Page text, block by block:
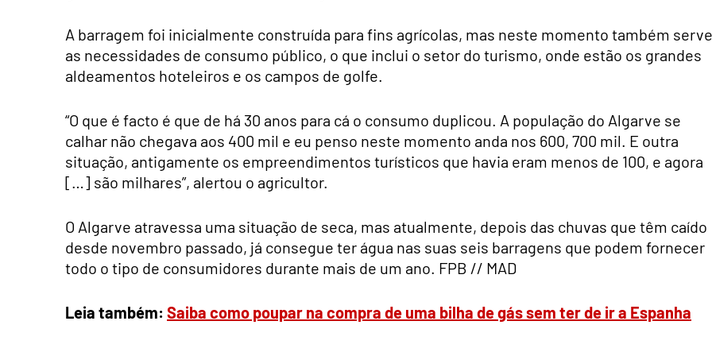
A barragem foi inicialmente construída para fins agrícolas, mas neste momento também serve
as necessidades de consumo público, o que inclui o setor do turismo, onde estão os grandes
aldeamentos hoteleiros e os campos de golfe.
“O que é facto é que de há 30 anos para cá o consumo duplicou. A população do Algarve se
calhar não chegava aos 400 mil e eu penso neste momento anda nos 600, 700 mil. E outra
situação, antigamente os empreendimentos turísticos que havia eram menos de 100, e agora
[…] são milhares”, alertou o agricultor.
O Algarve atravessa uma situação de seca, mas atualmente, depois das chuvas que têm caído
desde novembro passado, já consegue ter água nas suas seis barragens que podem fornecer
todo o tipo de consumidores durante mais de um ano. FPB // MAD
Leia também: Saiba como poupar na compra de uma bilha de gás sem ter de ir a Espanha